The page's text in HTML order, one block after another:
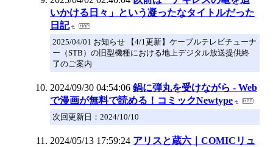
いかける日々」という凝ったなタイトルだった
日記
2025/04/01 お知らせ 【4/1更新】ケーブルテレビチューナ
ー（STB）の旧型機種における地上デジタル放送提供終
了のご案内
2024/09/30 04:54:06 鍋に弾丸を受けながら - Web
で漫画が無料で読める！コミックNewtype
次回更新日：2024/10/10
2024/05/13 17:59:24 アリスと蔵六｜COMICリュ